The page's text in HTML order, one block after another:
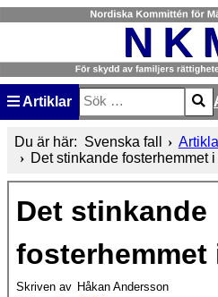
Artiklar
Sök
Type 2 or more
Du är här: Svenska fall
Det stinkande fosterhemmet
Det stinkande
fosterhemmet
Skriven av Håkan Andersson